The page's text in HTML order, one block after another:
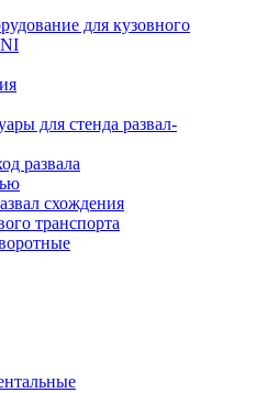
для кузовного
для стенда развал-
развала
схождения
транспорта